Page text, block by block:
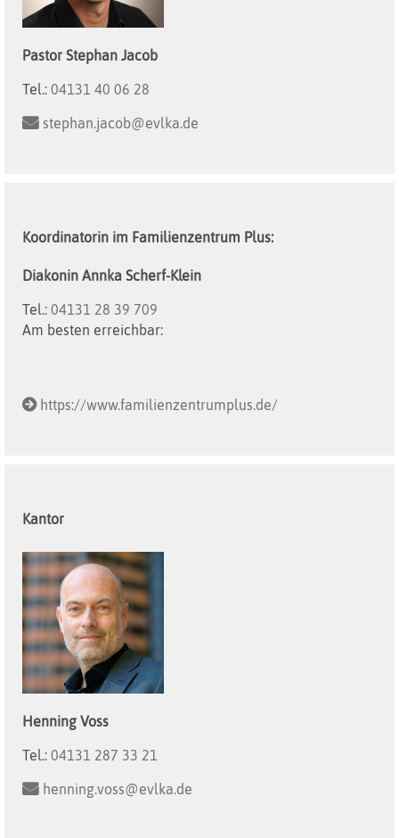
Pastor Stephan Jacob
Tel.: 04131 40 06 28
stephan.jacob@evlka.de
Koordinatorin im Familienzentrum Plus:
Diakonin Annka Scherf-Klein
Tel.: 04131 28 39 709
Am besten erreichbar:
https://www.familienzentrumplus.de/
Kantor
Henning Voss
Tel.: 04131 287 33 21
henning.voss@evlka.de